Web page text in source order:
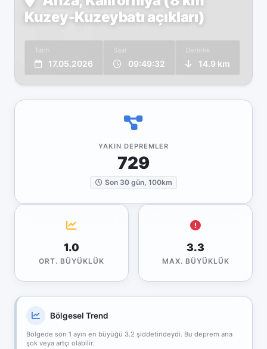
Kuzey-Kuzeybatı açıkları)
Tarih
17.05.2026
Saat
09:49:32
Derinlik
14.9 km
YAKIN DEPREMLER
729
Son 30 gün, 100km
1.0
ORT. BÜYÜKLÜK
3.3
MAX. BÜYÜKLÜK
Bölgesel Trend
Bölgede son 1 ayın en büyüğü 3.2 şiddetindeydi. Bu deprem ana
şok veya artçı olabilir.